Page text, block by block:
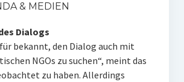
& MEDIEN
Dialogs
bekannt, den Dialog auch mit
NGOs zu suchen“, meint das
zu haben. Allerdings